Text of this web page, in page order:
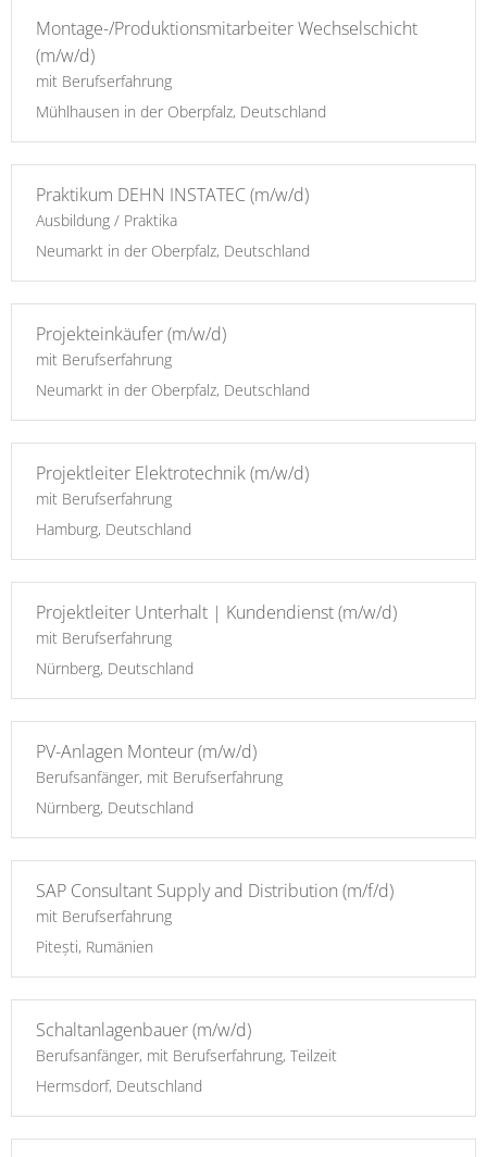
Montage-/Produktionsmitarbeiter Wechselschicht
(m/w/d)
mit Berufserfahrung
Mühlhausen in der Oberpfalz, Deutschland
Praktikum DEHN INSTATEC (m/w/d)
Ausbildung / Praktika
Neumarkt in der Oberpfalz, Deutschland
Projekteinkäufer (m/w/d)
mit Berufserfahrung
Neumarkt in der Oberpfalz, Deutschland
Projektleiter Elektrotechnik (m/w/d)
mit Berufserfahrung
Hamburg, Deutschland
Projektleiter Unterhalt | Kundendienst (m/w/d)
mit Berufserfahrung
Nürnberg, Deutschland
PV-Anlagen Monteur (m/w/d)
Berufsanfänger, mit Berufserfahrung
Nürnberg, Deutschland
SAP Consultant Supply and Distribution (m/f/d)
mit Berufserfahrung
Pitești, Rumänien
Schaltanlagenbauer (m/w/d)
Berufsanfänger, mit Berufserfahrung, Teilzeit
Hermsdorf, Deutschland